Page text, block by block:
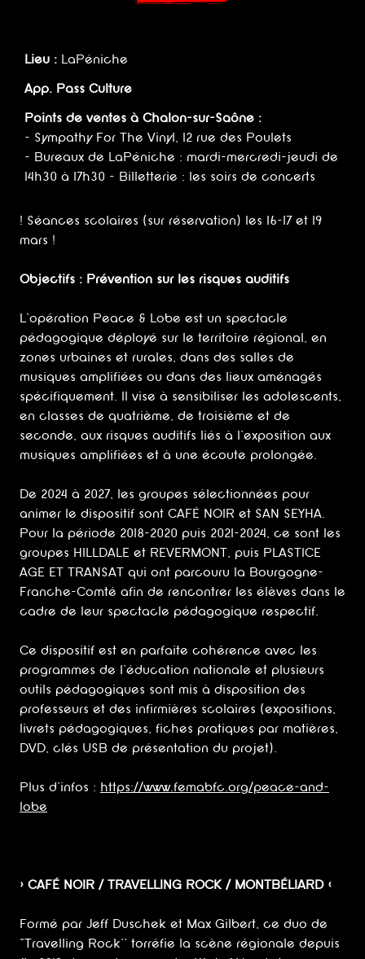
Lieu : LaPéniche
App. Pass Culture
Points de ventes à Chalon-sur-Saône :
- Sympathy For The Vinyl, 12 rue des Poulets
- Bureaux de LaPéniche : mardi-mercredi-jeudi de
14h30 à 17h30 - Billetterie : les soirs de concerts
! Séances scolaires (sur réservation) les 16-17 et 19
mars !
Objectifs : Prévention sur les risques auditifs
L'opération Peace & Lobe est un spectacle
pédagogique déployé sur le territoire régional, en
zones urbaines et rurales, dans des salles de
musiques amplifiées ou dans des lieux aménagés
spécifiquement. Il vise à sensibiliser les adolescents,
en classes de quatrième, de troisième et de
seconde, aux risques auditifs liés à l'exposition aux
musiques amplifiées et à une écoute prolongée.
De 2024 à 2027, les groupes sélectionnées pour
animer le dispositif sont CAFÉ NOIR et SAN SEYHA.
Pour la période 2018-2020 puis 2021-2024, ce sont les
groupes HILLDALE et REVERMONT, puis PLASTICE
AGE ET TRANSAT qui ont parcouru la Bourgogne-
Franche-Comté afin de rencontrer les élèves dans le
cadre de leur spectacle pédagogique respectif.
Ce dispositif est en parfaite cohérence avec les
programmes de l'éducation nationale et plusieurs
outils pédagogiques sont mis à disposition des
professeurs et des infirmières scolaires (expositions,
livrets pédagogiques, fiches pratiques par matières,
DVD, clés USB de présentation du projet).
Plus d'infos : https://www.femabfc.org/peace-and-
lobe
> CAFÉ NOIR / TRAVELLING ROCK / MONTBÉLIARD <
Formé par Jeff Duschek et Max Gilbert, ce duo de
"Travelling Rock’’ torréfie la scène régionale depuis